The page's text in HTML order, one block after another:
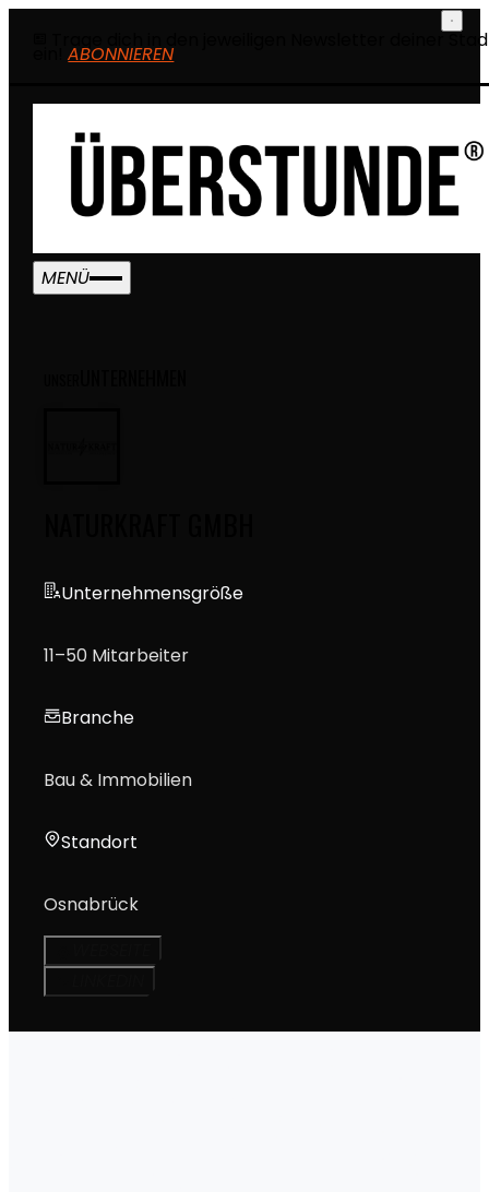
Trage dich in den jeweiligen Newsletter deiner
ABONNIEREN
MENÜ
Unternehmensgröße
11–50 Mitarbeiter
Branche
Bau & Immobilien
Standort
Osnabrück